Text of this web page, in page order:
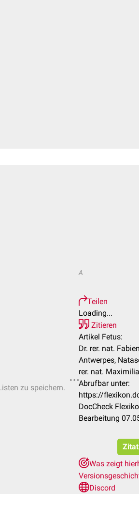
zu speichern.
A
Teilen
Loading...
Zitieren
Artikel Fetus:
Dr. rer. nat.
Antwerpes,
rer. nat.
Abrufbar unter:
https://
DocCheck
Bearbeitung
Was zeigt
Discord